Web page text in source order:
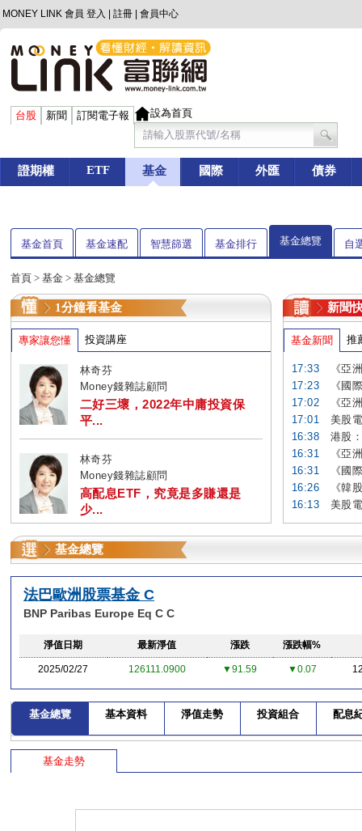
MONEY LINK 會員 登入 註冊 會員中心
台股 新聞 訂閱電子報 設為首頁
證期權 ETF 基金 國際 外匯 債券
基金首頁 基金速配 智慧篩選 基金排行 基金總覽 自
首頁 > 基金 > 基金總覽
1分鐘看基金
專家讓您懂 投資講座
林奇芬
Money錢雜誌顧問
二好三壞，2022年中庸投資保
平...
林奇芬
Money錢雜誌顧問
高配息ETF，究竟是多賺還是
少...
新聞
基金新聞 推
17:33
《亞
17:23
《國
17:02
《亞
17:01
美股
16:38
港股
16:31
《亞
16:31
《國
16:26
《韓
16:13
美股
基金總覽
法巴歐洲股票基金 C
BNP Paribas Europe Eq C C
淨值日期 最新淨值 漲跌 漲跌幅%
2025/02/27 126111.0900 ▼91.59 ▼0.07
基金總覽 基本資料 淨值走勢 投資組合 配息
基金走勢